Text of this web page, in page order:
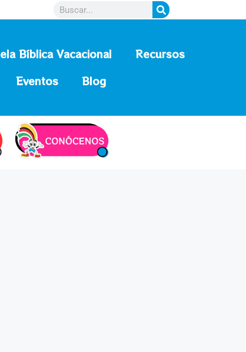
Bíblica Vacacional
Recursos
Eventos Blog